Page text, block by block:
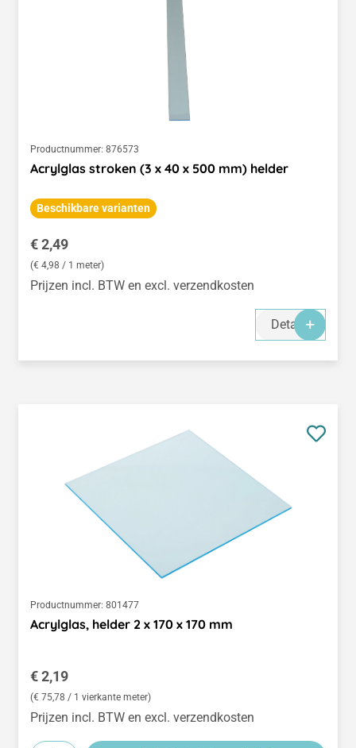
Productnummer: 876573
Acrylglas stroken (3 x 40 x 500 mm) helder
Beschikbare varianten
Normale prijs:
€ 2,49
(€ 4,98 / 1 meter)
Prijzen incl. BTW en excl. verzendkosten
Details
Productnummer: 801477
Acrylglas, helder 2 x 170 x 170 mm
Normale prijs:
€ 2,19
(€ 75,78 / 1 vierkante meter)
Prijzen incl. BTW en excl. verzendkosten